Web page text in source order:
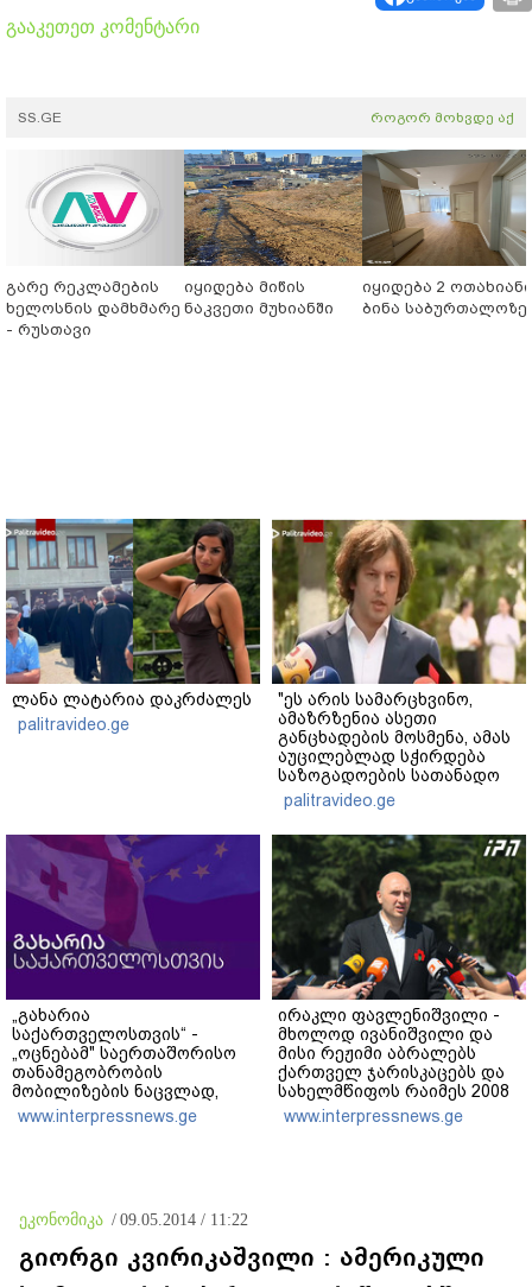
გააკეთეთ კომენტარი
SS.GE როგორ მოხვდე აქ
გარე რეკლამების
ხელოსნის დამხმარე
- რუსთავი
იყიდება მიწის
ნაკვეთი მუხიანში
იყიდება 2 ოთახიანი
ბინა საბურთალოზე
ლანა ლატარია დაკრძალეს
palitravideo.ge
"ეს არის სამარცხვინო,
ამაზრზენია ასეთი
განცხადების მოსმენა, ამას
აუცილებლად სჭირდება
საზოგადოების სათანადო
რეაქცია" - ირაკლი
კობახიძე
palitravideo.ge
„გახარია
საქართველოსთვის“ -
„ოცნებამ" საერთაშორისო
თანამეგობრობის
მობილიზების ნაცვლად,
საკუთარი ქვეყნის
დადანაშაულება არჩია -
www.interpressnews.ge
ირაკლი ფავლენიშვილი -
მხოლოდ ივანიშვილი და
მისი რეჟიმი აბრალებს
ქართველ ჯარისკაცებს და
სახელმწიფოს რაიმეს 2008
წლის აგვისტოს ომში -
არანაირი დანაშაული არ
www.interpressnews.ge
ეკონომიკა / 09.05.2014 / 11:22
გიორგი კვირიკაშვილი : ამერიკული